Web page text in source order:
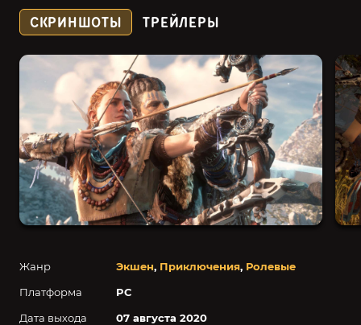
Жанр Экшен, Приключения, Ролевые
Платформа
PC
Дата выхода
07 августа 2020
СКРИНШОТЫ ТРЕЙЛЕРЫ